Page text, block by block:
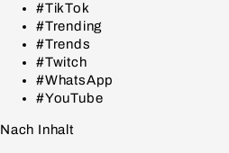
#TikTok
#Trending
#Trends
#Twitch
#WhatsApp
#YouTube
Nach Inhalt